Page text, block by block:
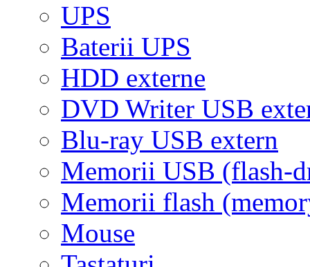
UPS
Baterii UPS
HDD externe
DVD Writer USB
Blu-ray USB extern
Memorii USB (flash-
Memorii flash
Mouse